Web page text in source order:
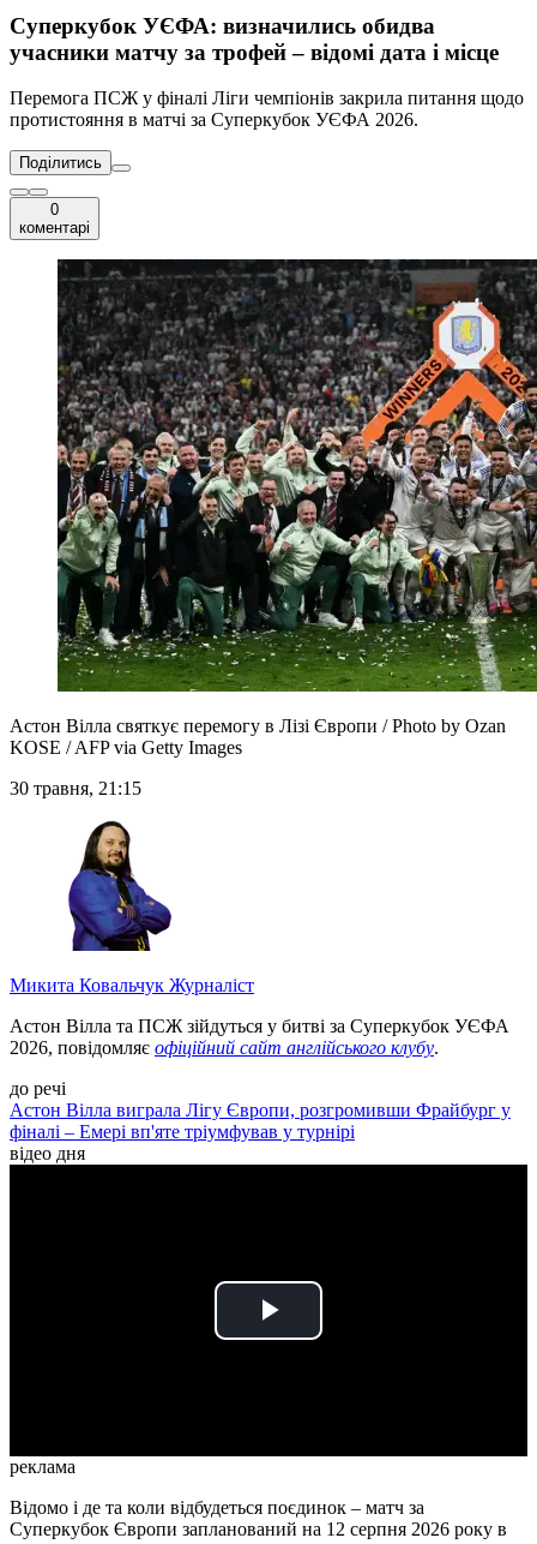
Суперкубок УЄФА: визначились обидва
учасники матчу за трофей – відомі дата і місце
Перемога ПСЖ у фіналі Ліги чемпіонів закрила питання щодо
протистояння в матчі за Суперкубок УЄФА 2026.
Поділитись
0
коментарі
Астон Вілла святкує перемогу в Лізі Європи / Photo by Ozan
KOSE / AFP via Getty Images
30 травня, 21:15
Микита Ковальчук Журналіст
Астон Вілла та ПСЖ зійдуться у битві за Суперкубок УЄФА
2026, повідомляє офіційний сайт англійського клубу.
до речі
Астон Вілла виграла Лігу Європи, розгромивши Фрайбург у
фіналі – Емері вп'яте тріумфував у турнірі
відео дня
Play
реклама
Відомо і де та коли відбудеться поєдинок – матч за
Суперкубок Європи запланований на 12 серпня 2026 року в